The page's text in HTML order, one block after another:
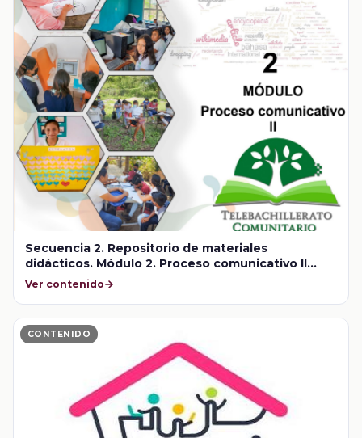
Secuencia 2. Repositorio de materiales
didácticos. Módulo 2. Proceso comunicativo II
(Estrategia RA-P-RP)
Ver contenido
CONTENIDO